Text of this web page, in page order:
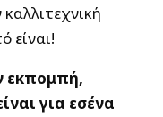
είναι!
εκπομπή,
για εσένα